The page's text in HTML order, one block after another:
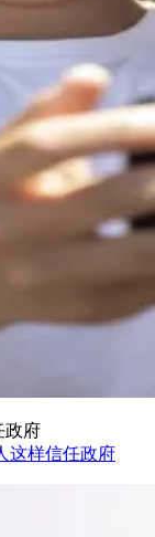
政府
这样信任政府